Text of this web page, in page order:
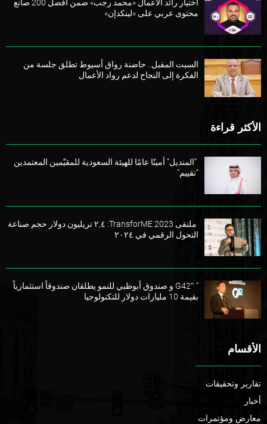
اختيار رائد الأعمال «محمد رجب» ضمن أفضل 200 صانع
محتوى عربي على «لينكدإن»
السبت المقبل.. حاضنة رواق أسيوط تطلق جلسة من
الفكرة إلى النجاح لدعم رواد الأعمال
الأكثر قراءة
“المنديل” أمينًا عامًا للهيئة السعودية للمقيّمين المعتمدين
“تقييم”
ملتقى TransforME 2023: ٢,٤ تريليون دولار حجم صناعة
التحول الرقمي في ٢٠٢٤
” G42″ و صندوق أبوظبي للنمو يطلقان صندوقاً استثمارياً
بقيمة 10 مليارات دولار للتكنولوجيا
الأقسام
تقارير وتحقيقات
أخبار
معارض ومؤتمرات